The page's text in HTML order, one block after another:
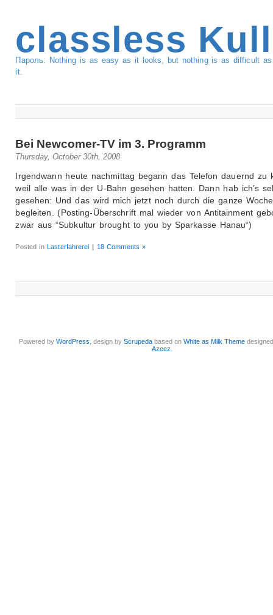
classless
Пароль: Nothing is as easy as it looks, but nothing is as difficult
it.
Bei Newcomer-TV im 3. Programm
Thursday, October 30th, 2008
Irgendwann heute nachmittag begann das Telefon dauernd zu
weil alle was in der U-Bahn gesehen hatten. Dann hab ich’s
gesehen: Und das wird mich jetzt noch durch die ganze Woche
begleiten. (Posting-Überschrift mal wieder von Antitainment
zwar aus “Subkultur brought to you by Sparkasse Hanau“)
Posted inLasterfahrerei | 18 Comments »
Powered byWordPress , design byScrupeda based onWhite as Milk Theme
Azeez